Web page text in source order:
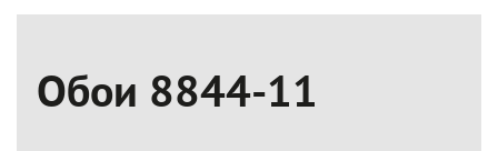
Обои 8844-11